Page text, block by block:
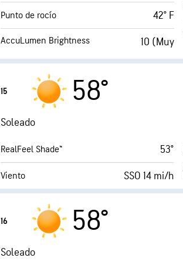
Punto de rocío 42° F
AccuLumen Brightness 10 (Muy
15 58°
Soleado
RealFeel Shade™ 53°
Viento SSO 14 mi/h
Humedad
Punto de rocío
16 58°
Soleado